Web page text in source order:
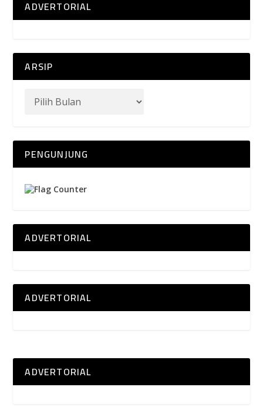
ADVERTORIAL
ARSIP
PENGUNJUNG
ADVERTORIAL
ADVERTORIAL
ADVERTORIAL